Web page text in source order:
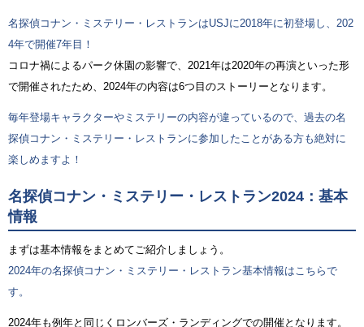
名探偵コナン・ミステリー・レストランはUSJに2018年に初登場し、202
4年で開催7年目！
コロナ禍によるパーク休園の影響で、2021年は2020年の再演といった形
で開催されたため、2024年の内容は6つ目のストーリーとなります。
毎年登場キャラクターやミステリーの内容が違っているので、過去の名
探偵コナン・ミステリー・レストランに参加したことがある方も絶対に
楽しめますよ！
名探偵コナン・ミステリー・レストラン2024：基本
情報
まずは基本情報をまとめてご紹介しましょう。
2024年の名探偵コナン・ミステリー・レストラン基本情報はこちらで
す。
2024年も例年と同じくロンバーズ・ランディングでの開催となります。